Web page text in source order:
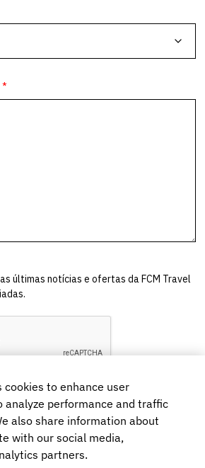
cookies to enhance user
analyze performance and traffic
also share information about
with our social media,
partners.